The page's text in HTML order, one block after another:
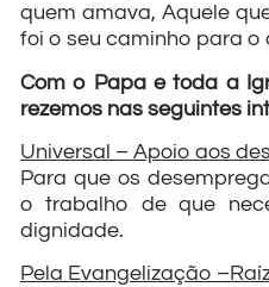
quem amava, Aquele
foi o seu caminho para o
Com o Papa e toda a
rezemos nas seguintes
Universal – Apoio aos
Para que os
o trabalho de que
dignidade.
Pela Evangelização